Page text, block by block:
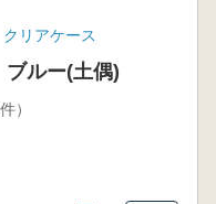
クリアケース
ルー(土偶)
）